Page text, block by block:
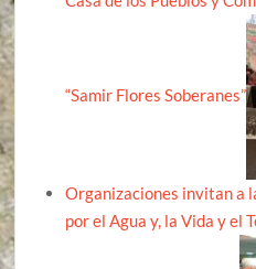
“Samir Flores Soberanes”
Organizaciones invitan a
por el Agua y, la Vida y el